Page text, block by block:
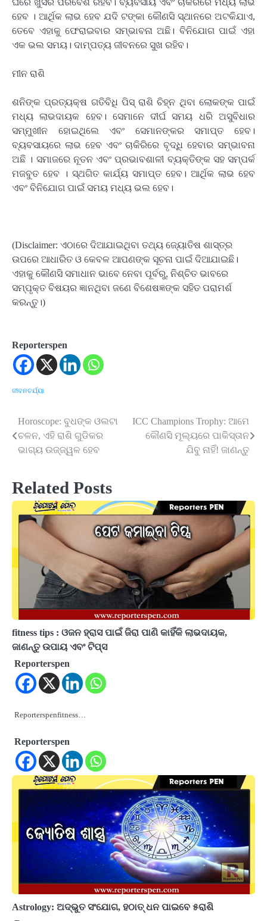
ହେବ । ଆର୍ଥିକ ଲାଭ ହେବ ଯଦି ଟଙ୍କା କୌଣସି ସ୍ଥାନରେ ଅଟକିଯାଏ,
ତେବେ ଏହାକୁ ଫେରାଇବାର ସମ୍ଭାବନା ଅଛି। ବିନିଯୋଗ ପାଇଁ ଏହା
ଏକ ଭଲ ସମୟ। ଦାମ୍ପତ୍ୟ ଜୀବନରେ ସୁଖ ରହିବ।
ମୀନ ରାଶି
ଶନିଙ୍କ ପ୍ରତ୍ୟକ୍ଷ ଗତିବିଧି ପିସ୍ ରାଶି ଚିହ୍ନ ଥିବା ଲୋକଙ୍କ ପାଇଁ
ମଧ୍ୟ ଲାଭଦାୟକ ହେବ। ସେମାନେ ଦୀର୍ଘ ସମୟ ଧରି ଅସୁବିଧାର
ସମ୍ମୁଖୀନ ହୋଇଥିଲେ ଏବଂ ସେମାନଙ୍କର ସମାପ୍ତ ହେବ।
ବ୍ୟବସାୟରେ ଲାଭ ହେବ ଏବଂ ଚାକିରିରେ ବୃଦ୍ଧି ହେବାର ସମ୍ଭାବନା
ଅଛି । ସମାଜରେ ନୂତନ ଏବଂ ପ୍ରଭାବଶାଳୀ ବ୍ୟକ୍ତିଙ୍କ ସହ ସମ୍ପର୍କ
ମଜବୁତ ହେବ । ସ୍ଥଗିତ କାର୍ଯ୍ୟ ସମାପ୍ତ ହେବ। ଆର୍ଥିକ ଲାଭ ହେବ
ଏବଂ ବିନିଯୋଗ ପାଇଁ ସମୟ ମଧ୍ୟ ଭଲ ହେବ।
(Disclaimer: ଏଠାରେ ଦିଆଯାଇଥିବା ତଥ୍ୟ ଜ୍ୟୋତିଷ ଶାସ୍ତ୍ର
ଉପରେ ଆଧାରିତ ଓ କେବଳ ଆପଣଙ୍କ ସୂଚନା ପାଇଁ ଦିଆଯାଇଛି।
ଏହାକୁ କୌଣସି ସମାଧାନ ଭାବେ ନେବା ପୂର୍ବରୁ, ନିଶ୍ଚିତ ଭାବରେ
ସମ୍ପୃକ୍ତ ବିଷୟର ଜ୍ଞାନଥିବା ଜଣେ ବିଶେଷଜ୍ଞଙ୍କ ସହିତ ପରାମର୍ଶ
କରନ୍ତୁ।)
Reporterspen
ଜୀବନଚର୍ଯ୍ୟା
Post
navigation
Horoscope: ବୁଧଙ୍କ ଓଲଟା
ଚଳନ, ଏହି ରାଶି ଗୁଡିକର
ଭାଗ୍ୟ ଉଜ୍ଜ୍ୱଳ ହେବ
ICC Champions Trophy: ଆମେ
କୌଣସି ମୂଲ୍ୟରେ ପାକିସ୍ତାନ
ଯିବୁ ନାହିଁ! ଜାଣନ୍ତୁ
Related Posts
fitness tips : ଓଜନ ହ୍ରାସ ପାଇଁ ଜିରା ପାଣି କାହିଁକି ଲାଭଦାୟକ,
ଜାଣନ୍ତୁ ଉପାୟ ଏବଂ ଟିପ୍ସ
Reporterspen
Reporterspenfitness…
Reporterspen
Astrology: ଅଦ୍ଭୁତ ସଂଯୋଗ, ହଠାତ୍ ଧନ ପାଇବେ ୫ରାଶି